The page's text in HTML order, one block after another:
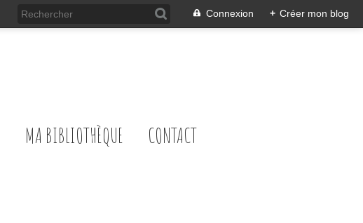
Connexion + Créer mon blog
MA BIBLIOTHÈQUE CONTACT